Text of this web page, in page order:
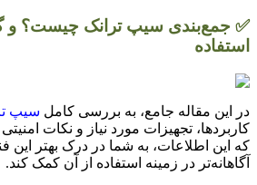
✅ جمع‌بندی سیپ ترانک چیست؟ و
استفاده
در این مقاله جامع، به بررسی کامل سیپ
کاربردها، تجهیزات مورد نیاز و نکات
که این اطلاعات، به شما در درک بهتر این
آگاهانه‌تر در زمینه استفاده از آن کمک کند.